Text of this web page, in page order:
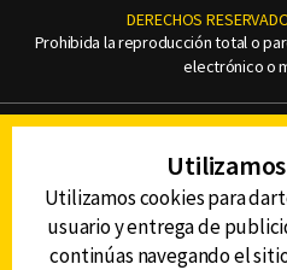
DERECHOS
Prohibida la reproducción total o
electrónico o
AVISO DE
AVISO
DEFENSORÍA DE
Utilizamos cookies para
usuario y entrega de
continúas navegando el